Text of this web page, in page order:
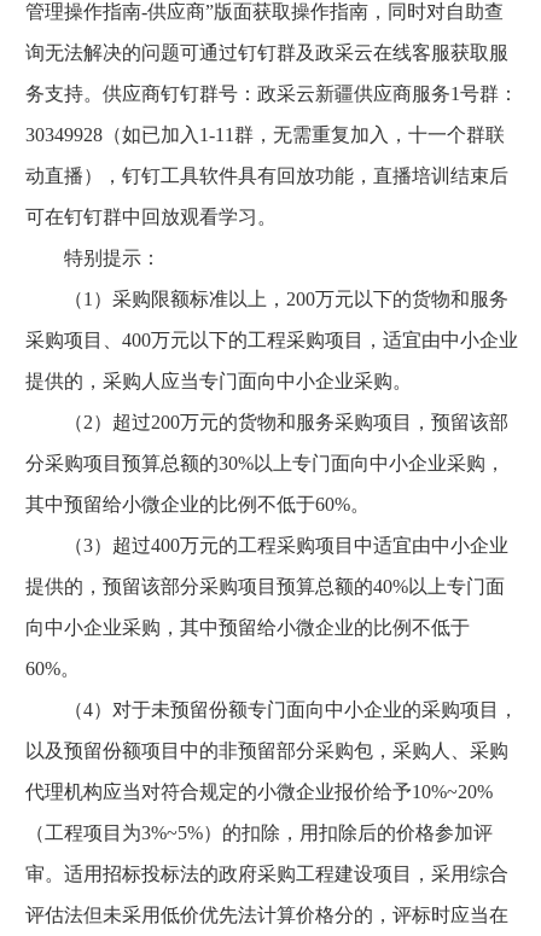
管理操作指南-供应商”版面获取操作指南，同时对自助查
询无法解决的问题可通过钉钉群及政采云在线客服获取服
务支持。供应商钉钉群号：政采云新疆供应商服务1号群：
30349928（如已加入1-11群，无需重复加入，十一个群联
动直播），钉钉工具软件具有回放功能，直播培训结束后
可在钉钉群中回放观看学习。
特别提示：
（1）采购限额标准以上，200万元以下的货物和服务
采购项目、400万元以下的工程采购项目，适宜由中小企业
提供的，采购人应当专门面向中小企业采购。
（2）超过200万元的货物和服务采购项目，预留该部
分采购项目预算总额的30%以上专门面向中小企业采购，
其中预留给小微企业的比例不低于60%。
（3）超过400万元的工程采购项目中适宜由中小企业
提供的，预留该部分采购项目预算总额的40%以上专门面
向中小企业采购，其中预留给小微企业的比例不低于
60%。
（4）对于未预留份额专门面向中小企业的采购项目，
以及预留份额项目中的非预留部分采购包，采购人、采购
代理机构应当对符合规定的小微企业报价给予10%~20%
（工程项目为3%~5%）的扣除，用扣除后的价格参加评
审。适用招标投标法的政府采购工程建设项目，采用综合
评估法但未采用低价优先法计算价格分的，评标时应当在